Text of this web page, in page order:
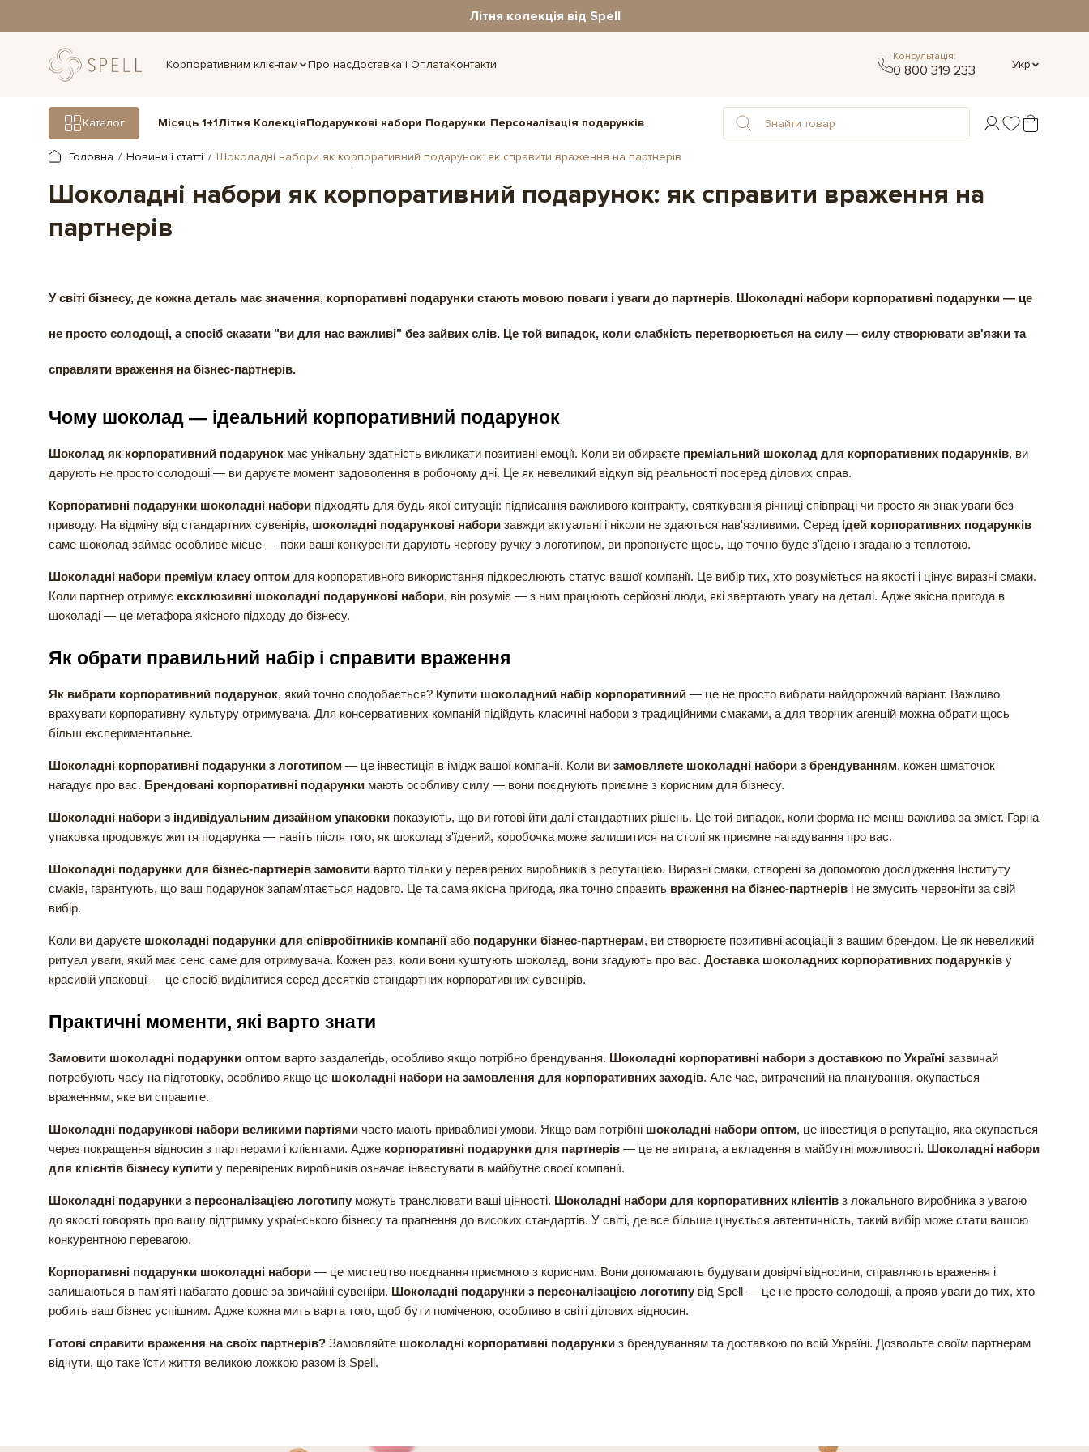
Літня колекція від Spell
Корпоративним клієнтам Про насДоставка і ОплатаКонтакти
Консультація:
0 800 319 233 Укр
Каталог Місяць 1+1Літня КолекціяПодарункові набори Подарунки Персоналізація подарунків
Головна Новини і статті Шоколадні набори як корпоративний подарунок: як справити враження на партнерів
Шоколадні набори як корпоративний подарунок: як справити враження на
партнерів
У світі бізнесу, де кожна деталь має значення, корпоративні подарунки стають мовою поваги і уваги до партнерів. Шоколадні набори корпоративні подарунки — це
не просто солодощі, а спосіб сказати "ви для нас важливі" без зайвих слів. Це той випадок, коли слабкість перетворюється на силу — силу створювати зв'язки та
справляти враження на бізнес-партнерів.
Чому шоколад — ідеальний корпоративний подарунок
Шоколад як корпоративний подарунок має унікальну здатність викликати позитивні емоції. Коли ви обираєте преміальний шоколад для корпоративних подарунків, ви
дарують не просто солодощі — ви даруєте момент задоволення в робочому дні. Це як невеликий відкуп від реальності посеред ділових справ.
Корпоративні подарунки шоколадні набори підходять для будь-якої ситуації: підписання важливого контракту, святкування річниці співпраці чи просто як знак уваги без
приводу. На відміну від стандартних сувенірів, шоколадні подарункові набори завжди актуальні і ніколи не здаються нав'язливими. Серед ідей корпоративних подарунків
саме шоколад займає особливе місце — поки ваші конкуренти дарують чергову ручку з логотипом, ви пропонуєте щось, що точно буде з'їдено і згадано з теплотою.
Шоколадні набори преміум класу оптом для корпоративного використання підкреслюють статус вашої компанії. Це вибір тих, хто розуміється на якості і цінує виразні смаки.
Коли партнер отримує ексклюзивні шоколадні подарункові набори, він розуміє — з ним працюють серйозні люди, які звертають увагу на деталі. Адже якісна пригода в
шоколаді — це метафора якісного підходу до бізнесу.
Як обрати правильний набір і справити враження
Як вибрати корпоративний подарунок, який точно сподобається? Купити шоколадний набір корпоративний — це не просто вибрати найдорожчий варіант. Важливо
врахувати корпоративну культуру отримувача. Для консервативних компаній підійдуть класичні набори з традиційними смаками, а для творчих агенцій можна обрати щось
більш експериментальне.
Шоколадні корпоративні подарунки з логотипом — це інвестиція в імідж вашої компанії. Коли ви замовляєте шоколадні набори з брендуванням, кожен шматочок
нагадує про вас. Брендовані корпоративні подарунки мають особливу силу — вони поєднують приємне з корисним для бізнесу.
Шоколадні набори з індивідуальним дизайном упаковки показують, що ви готові йти далі стандартних рішень. Це той випадок, коли форма не менш важлива за зміст. Гарна
упаковка продовжує життя подарунка — навіть після того, як шоколад з'їдений, коробочка може залишитися на столі як приємне нагадування про вас.
Шоколадні подарунки для бізнес-партнерів замовити варто тільки у перевірених виробників з репутацією. Виразні смаки, створені за допомогою дослідження Інституту
смаків, гарантують, що ваш подарунок запам'ятається надовго. Це та сама якісна пригода, яка точно справить враження на бізнес-партнерів і не змусить червоніти за свій
вибір.
Коли ви даруєте шоколадні подарунки для співробітників компаніїабо подарунки бізнес-партнерам, ви створюєте позитивні асоціації з вашим брендом. Це як невеликий
ритуал уваги, який має сенс саме для отримувача. Кожен раз, коли вони куштують шоколад, вони згадують про вас. Доставка шоколадних корпоративних подарунків у
красивій упаковці — це спосіб виділитися серед десятків стандартних корпоративних сувенірів.
Практичні моменти, які варто знати
Замовити шоколадні подарунки оптом варто заздалегідь, особливо якщо потрібно брендування. Шоколадні корпоративні набори з доставкою по Україні зазвичай
потребують часу на підготовку, особливо якщо це шоколадні набори на замовлення для корпоративних заходів. Але час, витрачений на планування, окупається
враженням, яке ви справите.
Шоколадні подарункові набори великими партіями часто мають привабливі умови. Якщо вам потрібні шоколадні набори оптом, це інвестиція в репутацію, яка окупається
через покращення відносин з партнерами і клієнтами. Адже корпоративні подарунки для партнерів — це не витрата, а вкладення в майбутні можливості. Шоколадні набори
для клієнтів бізнесу купити у перевірених виробників означає інвестувати в майбутнє своєї компанії.
Шоколадні подарунки з персоналізацією логотипу можуть транслювати ваші цінності. Шоколадні набори для корпоративних клієнтів з локального виробника з увагою
до якості говорять про вашу підтримку українського бізнесу та прагнення до високих стандартів. У світі, де все більше цінується автентичність, такий вибір може стати вашою
конкурентною перевагою.
Корпоративні подарунки шоколадні набори — це мистецтво поєднання приємного з корисним. Вони допомагають будувати довірчі відносини, справляють враження і
залишаються в пам'яті набагато довше за звичайні сувеніри. Шоколадні подарунки з персоналізацією логотипу від Spell — це не просто солодощі, а прояв уваги до тих, хто
робить ваш бізнес успішним. Адже кожна мить варта того, щоб бути поміченою, особливо в світі ділових відносин.
Готові справити враження на своїх партнерів? Замовляйте шоколадні корпоративні подарунки з брендуванням та доставкою по всій Україні. Дозвольте своїм партнерам
відчути, що таке їсти життя великою ложкою разом із Spell.